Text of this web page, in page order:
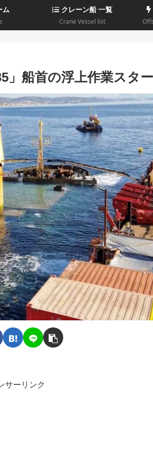
ム クレーン船 一覧
Crane Vessel list
」船首の浮上作業スタ
サーリンク